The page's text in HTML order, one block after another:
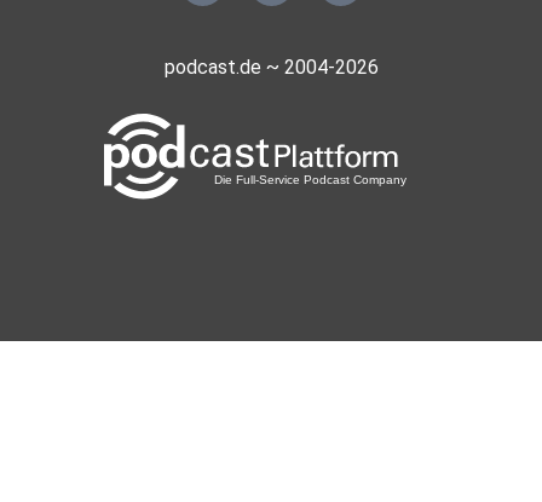
podcast.de ~ 2004-2026